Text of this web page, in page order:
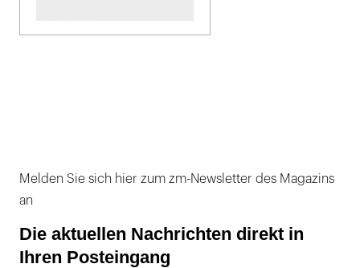
Melden Sie sich hier zum zm-Newsletter des Magazins
an
Die aktuellen Nachrichten direkt in
Ihren Posteingang